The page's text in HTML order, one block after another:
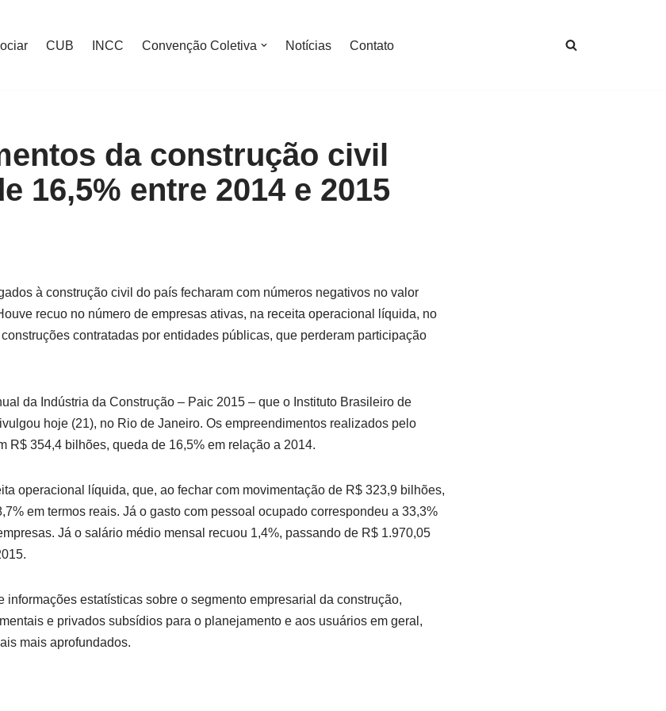
CUB INCC Convenção Coletiva Notícias Contato
da construção civil
16,5% entre 2014 e 2015
à construção civil do país fecharam com números negativos no valor
recuo no número de empresas ativas, na receita operacional líquida, no
contratadas por entidades públicas, que perderam participação
da Indústria da Construção – Paic 2015 – que o Instituto Brasileiro de
hoje (21), no Rio de Janeiro. Os empreendimentos realizados pelo
R$ 354,4 bilhões, queda de 16,5% em relação a 2014.
operacional líquida, que, ao fechar com movimentação de R$ 323,9 bilhões,
em termos reais. Já o gasto com pessoal ocupado correspondeu a 33,3%
Já o salário médio mensal recuou 1,4%, passando de R$ 1.970,05
informações estatísticas sobre o segmento empresarial da construção,
e privados subsídios para o planejamento e aos usuários em geral,
mais aprofundados.